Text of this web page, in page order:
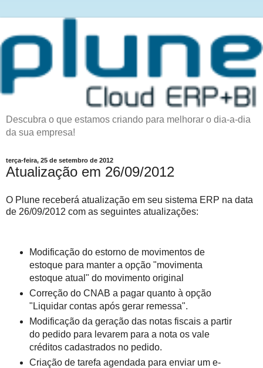
Descubra o que estamos criando para melhorar o dia-a-dia
da sua empresa!
terça-feira, 25 de setembro de 2012
Atualização em 26/09/2012
O Plune receberá atualização em seu sistema ERP na data
de 26/09/2012 com as seguintes atualizações:
Modificação do estorno de movimentos de
estoque para manter a opção "movimenta
estoque atual" do movimento original
Correção do CNAB a pagar quanto à opção
"Liquidar contas após gerar remessa".
Modificação da geração das notas fiscais a partir
do pedido para levarem para a nota os vale
créditos cadastrados no pedido.
Criação de tarefa agendada para enviar um e-